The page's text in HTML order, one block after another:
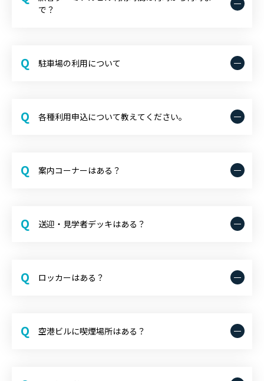
で？
Q 駐車場の利用について
Q 各種利用申込について教えてください。
Q 案内コーナーはある？
Q 送迎・見学者デッキはある？
Q ロッカーはある？
Q 空港ビルに喫煙場所はある？